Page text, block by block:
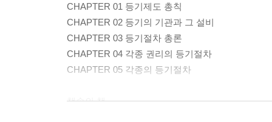
CHAPTER 01 등기제도 총칙
CHAPTER 02 등기의 기관과 그 설비
CHAPTER 03 등기절차 총론
CHAPTER 04 각종 권리의 등기절차
CHAPTER 05 각종의 등기절차
책속의 책